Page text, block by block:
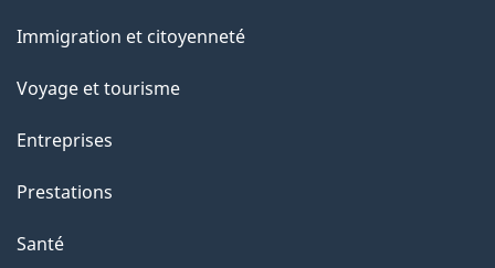
sujets
Immigration et citoyenneté
Voyage et tourisme
Entreprises
Prestations
Santé